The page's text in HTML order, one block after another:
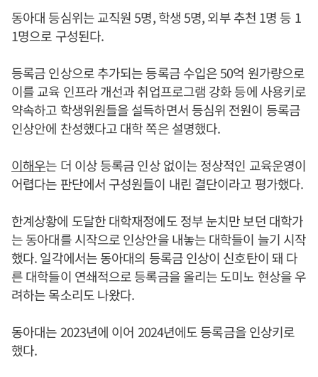
동아대 등심위는 교직원 5명, 학생 5명, 외부 추천 1명 등 1
1명으로 구성된다.
등록금 인상으로 추가되는 등록금 수입은 50억 원가량으로
이를 교육 인프라 개선과 취업프로그램 강화 등에 사용키로
약속하고 학생위원들을 설득하면서 등심위 전원이 등록금
인상안에 찬성했다고 대학 쪽은 설명했다.
이해우는 더 이상 등록금 인상 없이는 정상적인 교육운영이
어렵다는 판단에서 구성원들이 내린 결단이라고 평가했다.
한계상황에 도달한 대학재정에도 정부 눈치만 보던 대학가
는 동아대를 시작으로 인상안을 내놓는 대학들이 늘기 시작
했다. 일각에서는 동아대의 등록금 인상이 신호탄이 돼 다
른 대학들이 연쇄적으로 등록금을 올리는 도미노 현상을 우
려하는 목소리도 나왔다.
동아대는 2023년에 이어 2024년에도 등록금을 인상키로
했다.